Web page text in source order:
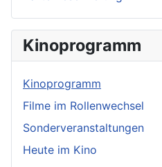
Kinoprogramm
Kinoprogramm
Filme im Rollenwechsel
Sonderveranstaltungen
Heute im Kino